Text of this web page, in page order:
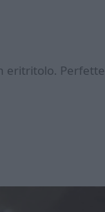
eritritolo. Perfette